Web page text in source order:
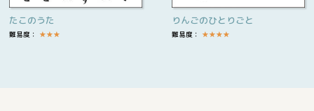
たこのうた
難易度： ★★★
りんごのひとりごと
難易度： ★★★★